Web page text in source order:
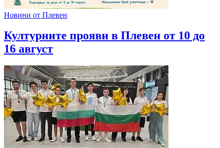
Новини от Плевен
Културните прояви в Плевен от 10 до
16 август